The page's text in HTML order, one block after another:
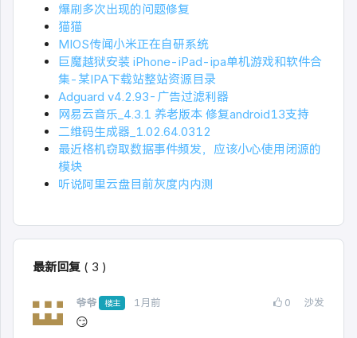
爆刷多次出现的问题修复
猫猫
MIOS传闻小米正在自研系统
巨魔越狱安装 iPhone-iPad-ipa单机游戏和软件合
集-某IPA下载站整站资源目录
Adguard v4.2.93-广告过滤利器
网易云音乐_4.3.1 养老版本 修复android13支持
二维码生成器_1.02.64.0312
最近格机窃取数据事件频发，应该小心使用闭源的
模块
听说阿里云盘目前灰度内内测
最新回复 ( 3 )
爷爷 楼主 1月前 0 沙发
😏